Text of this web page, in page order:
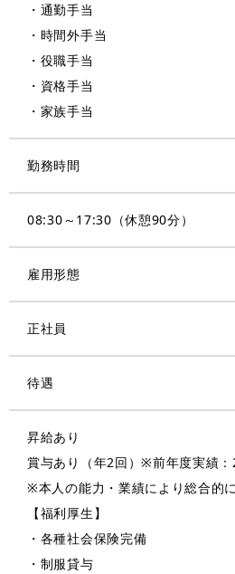
・通勤手当
・時間外手当
・役職手当
・資格手当
・家族手当
勤務時間
08:30～17:30（休憩90分）
雇用形態
正社員
待遇
昇給あり
賞与あり（年2回）※前年度実績：
※本人の能力・業績により総合的
【福利厚生】
・各種社会保険完備
・制服貸与